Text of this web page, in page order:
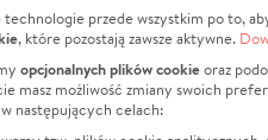
Jak to
Regulamin
Polityka
przede wszystkim po to,
, które pozostają zawsze aktywne.
opcjonalnych plików cookieoraz
masz możliwość zmiany swoich
następujących celach: